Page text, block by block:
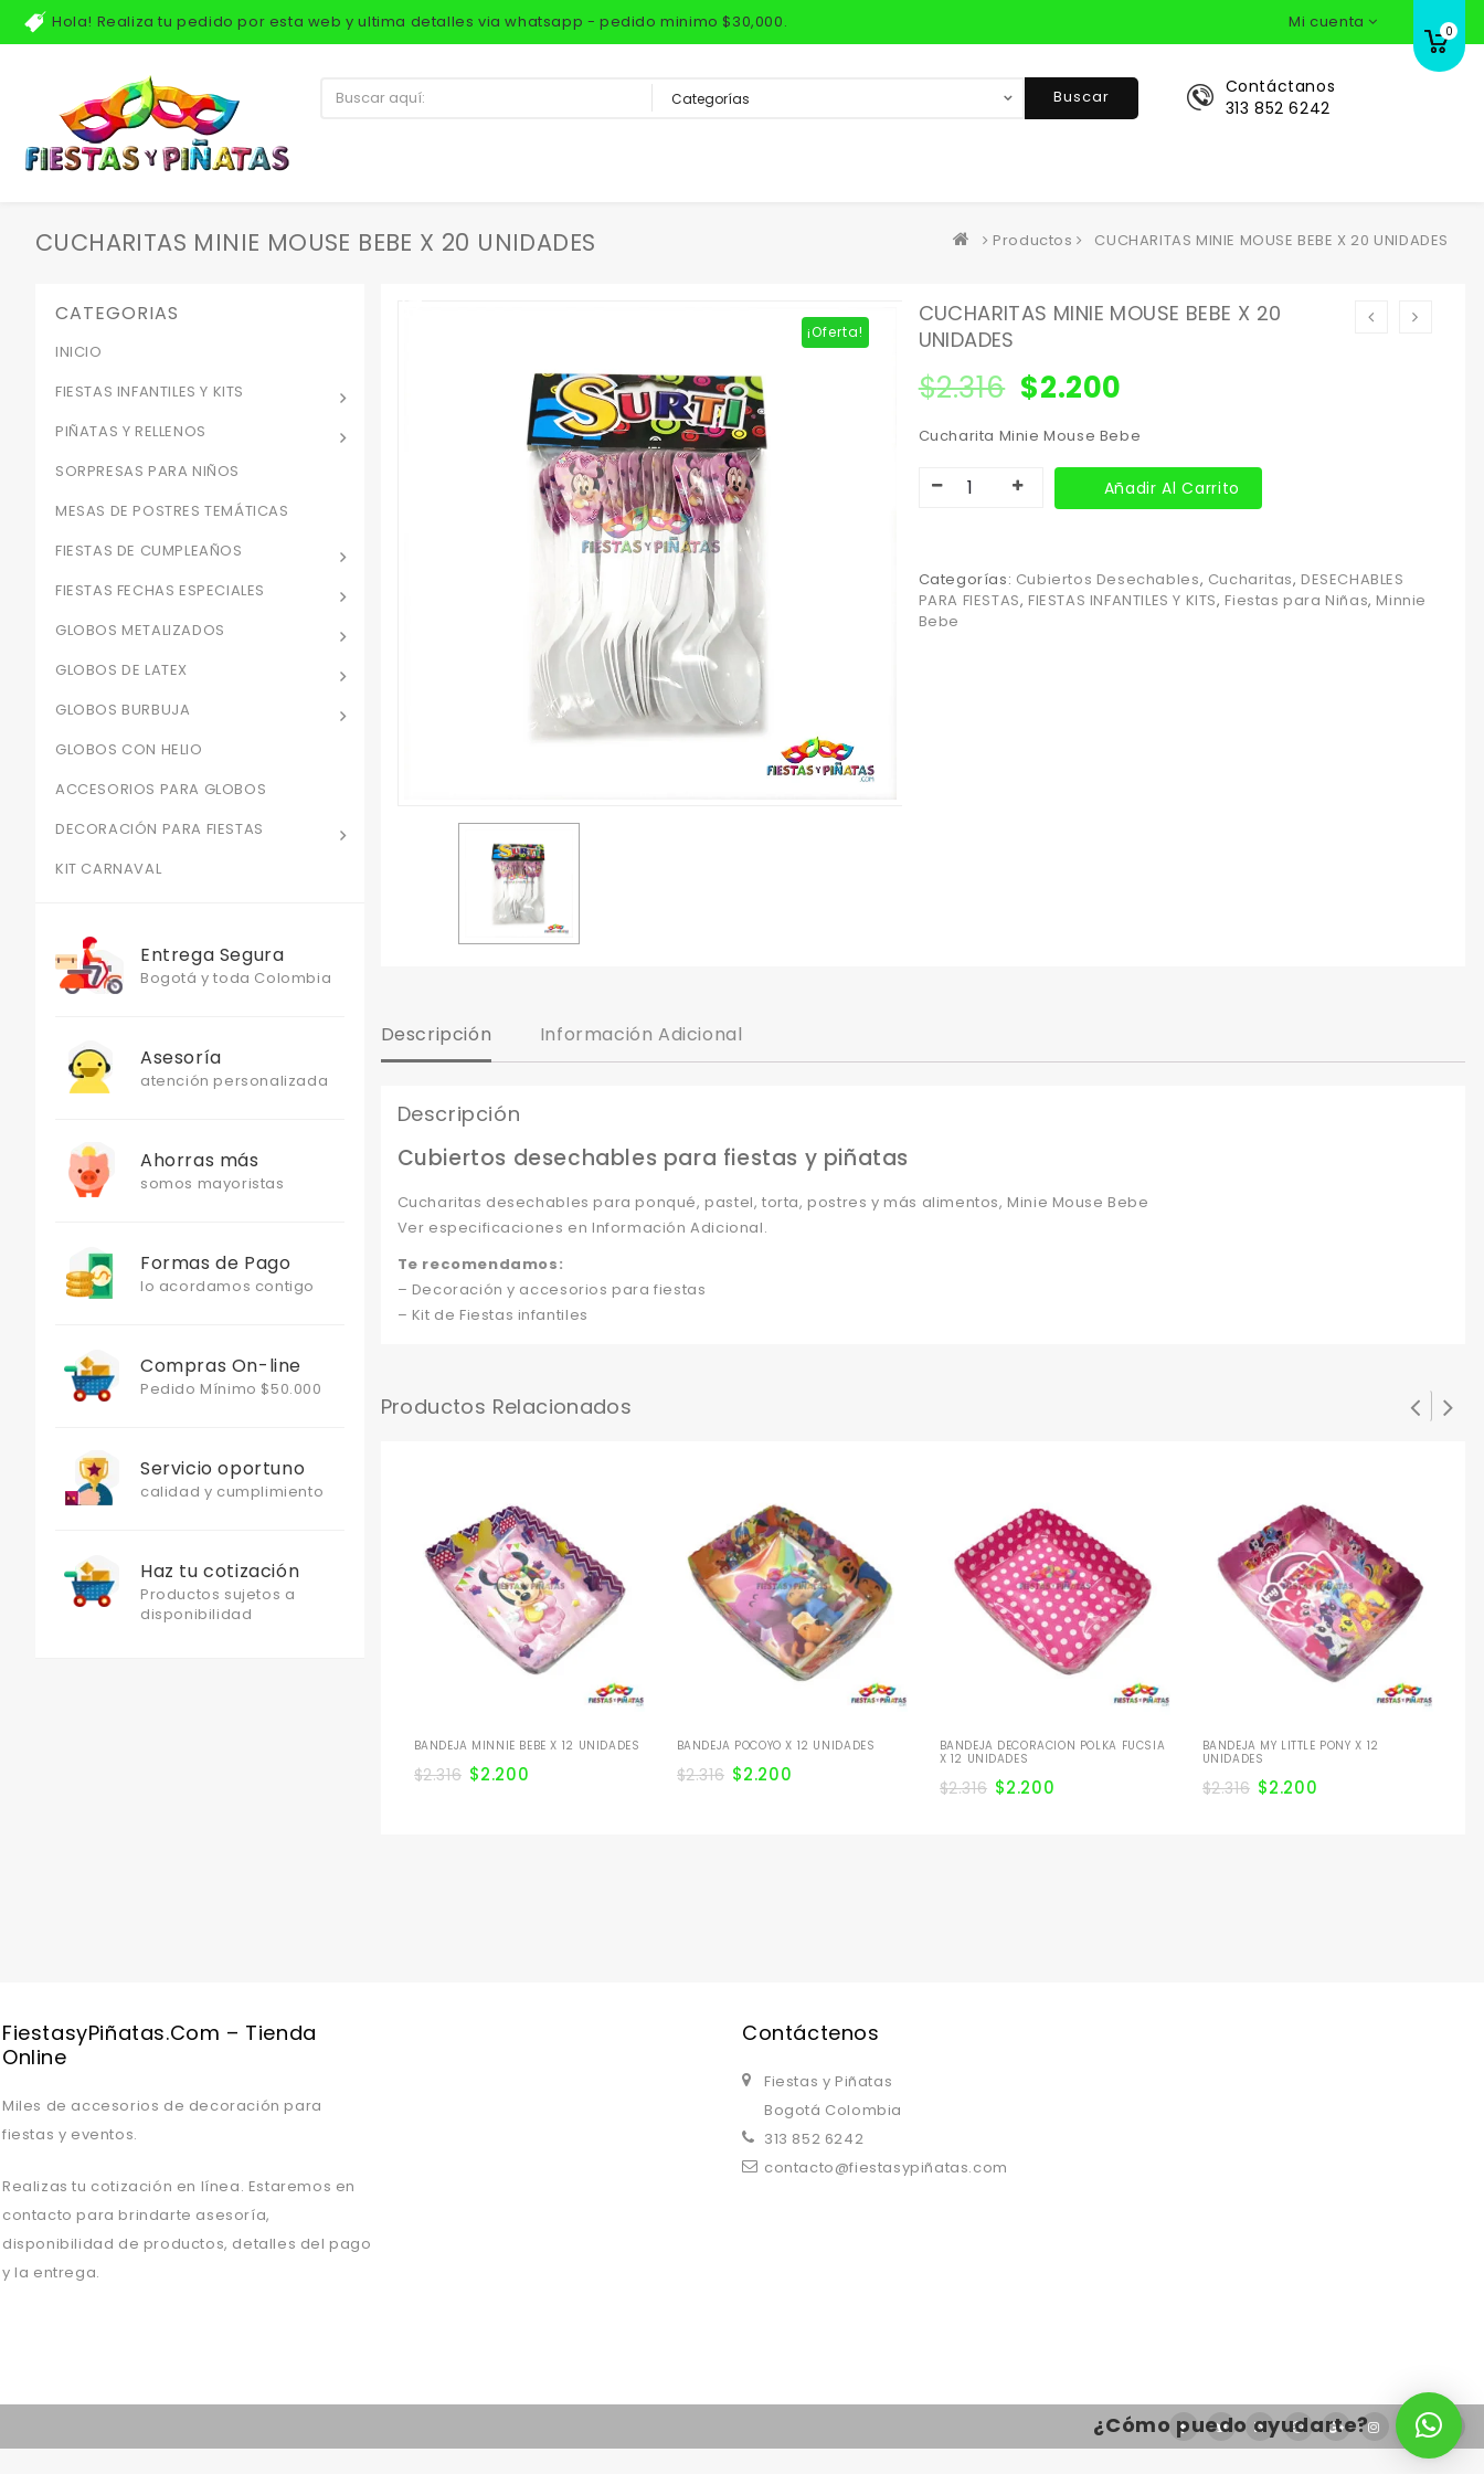
Hola! Realiza tu pedido por esta web y ultima detalles via whatsapp - pedido minimo $30,000. Mi cuenta 0
Contáctanos
313 852 6242
Buscar
CUCHARITAS MINIE MOUSE BEBE X 20 UNIDADES Productos CUCHARITAS MINIE MOUSE BEBE X 20 UNIDADES
¡Oferta!
CUCHARITAS MINIE MOUSE BEBE X 20
UNIDADES
$2.316 $2.200
Cucharita Minie Mouse Bebe
Añadir Al Carrito
Categorías: Cubiertos Desechables, Cucharitas, DESECHABLES
PARA FIESTAS, FIESTAS INFANTILES Y KITS, Fiestas para Niñas, Minnie
Bebe
Descripción Información Adicional
Descripción
Cubiertos desechables para fiestas y piñatas
Cucharitas desechables para ponqué, pastel, torta, postres y más alimentos, Minie Mouse Bebe
Ver especificaciones en Información Adicional.
Te recomendamos:
– Decoración y accesorios para fiestas
– Kit de Fiestas infantiles
Productos Relacionados
BANDEJA MINNIE BEBE X 12 UNIDADES
$2.316 $2.200
BANDEJA POCOYO X 12 UNIDADES
$2.316 $2.200
BANDEJA DECORACION POLKA FUCSIA
X 12 UNIDADES
$2.316 $2.200
BANDEJA MY LITTLE PONY X 12
UNIDADES
$2.316 $2.200
CATEGORIAS
INICIO
FIESTAS INFANTILES Y KITS
PIÑATAS Y RELLENOS
SORPRESAS PARA NIÑOS
MESAS DE POSTRES TEMÁTICAS
FIESTAS DE CUMPLEAÑOS
FIESTAS FECHAS ESPECIALES
GLOBOS METALIZADOS
GLOBOS DE LATEX
GLOBOS BURBUJA
GLOBOS CON HELIO
ACCESORIOS PARA GLOBOS
DECORACIÓN PARA FIESTAS
KIT CARNAVAL
Entrega Segura
Bogotá y toda Colombia
Asesoría
atención personalizada
Ahorras más
somos mayoristas
Formas de Pago
lo acordamos contigo
Compras On-line
Pedido Mínimo $50.000
Servicio oportuno
calidad y cumplimiento
Haz tu cotización
Productos sujetos a
disponibilidad
FiestasyPiñatas.com – Tienda
Online
Miles de accesorios de decoración para
fiestas y eventos.
Realizas tu cotización en línea. Estaremos en
contacto para brindarte asesoría,
disponibilidad de productos, detalles del pago
y la entrega.
Contáctenos
Fiestas y Piñatas
Bogotá Colombia
313 852 6242
contacto@fiestasypiñatas.com
¿Cómo puedo ayudarte?